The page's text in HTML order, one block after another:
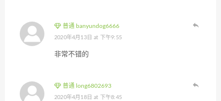
普通 banyundog6666
2020年4月13日 at 下午9:55
非常不错的
普通 long6802693
2020年4月18日 at 下午8:45